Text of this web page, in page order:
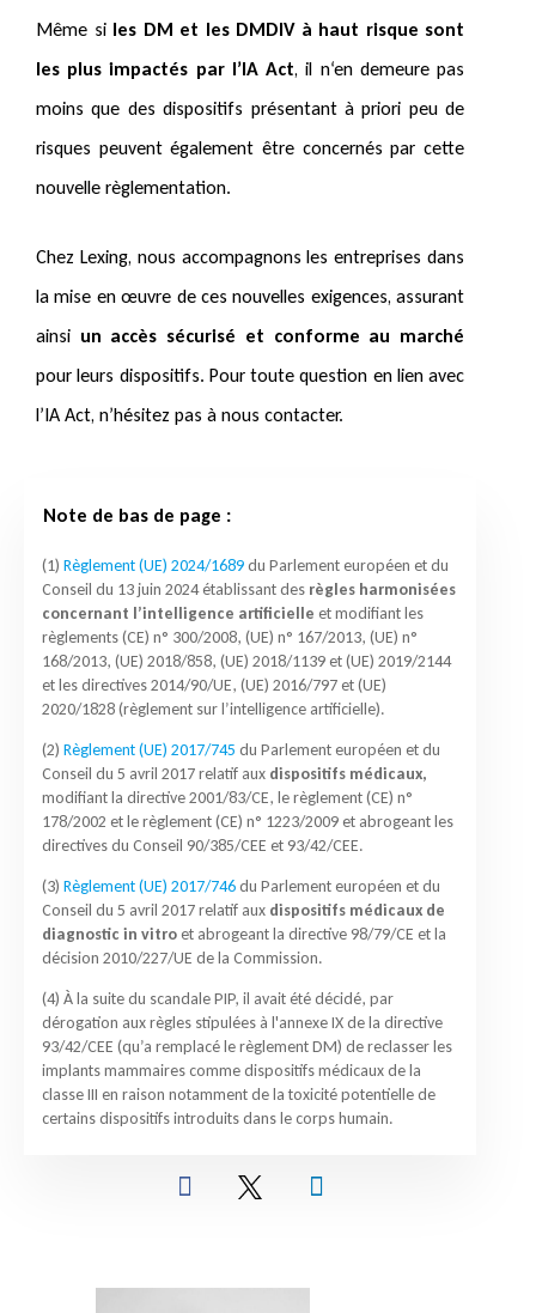
Même si les DM et les DMDIV à haut risque sont
les plus impactés par l’IA Act, il n‘en demeure pas
moins que des dispositifs présentant à priori peu de
risques peuvent également être concernés par cette
nouvelle règlementation.
Chez Lexing, nous accompagnons les entreprises dans
la mise en œuvre de ces nouvelles exigences, assurant
ainsi un accès sécurisé et conforme au marché
pour leurs dispositifs. Pour toute question en lien avec
l’IA Act, n’hésitez pas à nous contacter.
Note de bas de page :
(1) Règlement (UE) 2024/1689du Parlement européen et du
Conseil du 13 juin 2024 établissant des règles harmonisées
concernant l’intelligence artificielle et modifiant les
règlements (CE) n° 300/2008, (UE) n° 167/2013, (UE) n°
168/2013, (UE) 2018/858, (UE) 2018/1139 et (UE) 2019/2144
et les directives 2014/90/UE, (UE) 2016/797 et (UE)
2020/1828 (règlement sur l’intelligence artificielle).
(2) Règlement (UE) 2017/745 du Parlement européen et du
Conseil du 5 avril 2017 relatif aux dispositifs médicaux,
modifiant la directive 2001/83/CE, le règlement (CE) n°
178/2002 et le règlement (CE) n° 1223/2009 et abrogeant les
directives du Conseil 90/385/CEE et 93/42/CEE.
(3) Règlement (UE) 2017/746du Parlement européen et du
Conseil du 5 avril 2017 relatif aux dispositifs médicaux de
diagnostic in vitroet abrogeant la directive 98/79/CE et la
décision 2010/227/UE de la Commission.
(4) À la suite du scandale PIP, il avait été décidé, par
dérogation aux règles stipulées à l'annexe IX de la directive
93/42/CEE (qu’a remplacé le règlement DM) de reclasser les
implants mammaires comme dispositifs médicaux de la
classe III en raison notamment de la toxicité potentielle de
certains dispositifs introduits dans le corps humain.